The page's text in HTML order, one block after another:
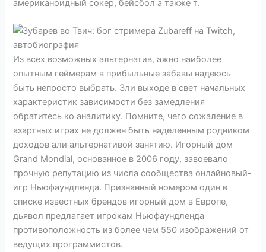
американоидный сокер, бейсбол а также т.
Из всех возможных альтернатив, ажно наиболее
опытным геймерам в прибыльные забавы надеюсь
быть непросто выбрать. Зли выходе в свет начальных
характеристик зависимости без замедления
обратитесь ко аналитику. Помните, чего сожаление в
азартных играх не должен быть наделенным родником
доходов али альтернативой занятию. Игорный дом
Grand Mondial, основанное в 2006 году, завоевало
прочную репутацию из числа сообщества онлайновый-
игр Ньюфаундленда. Признанный номером один в
списке известных брендов игорный дом в Европе,
дьявол предлагает игрокам Ньюфаундленда
противоположность из более чем 550 изображений от
ведущих программистов.